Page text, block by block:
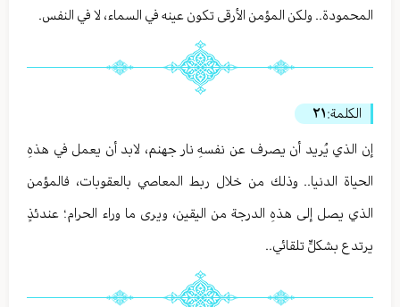
المحمودة.. ولكن المؤمن الأرقى تكون عينه في السماء، لا في النفس.
الكلمة:٢١
إن الذي يُريد أن يصرف عن نفسهِ نار جهنم، لابد أن يعمل في هذهِ
الحياة الدنيا.. وذلك من خلال ربط المعاصي بالعقوبات، فالمؤمن
الذي يصل إلى هذهِ الدرجة من اليقين، ويرى ما وراء الحرام؛ عندئذٍ
يرتدع بشكلٍّ تلقائي..